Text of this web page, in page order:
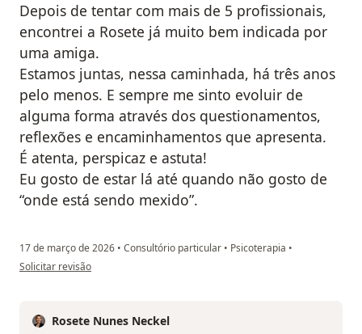
Depois de tentar com mais de 5 profissionais,
encontrei a Rosete já muito bem indicada por
uma amiga.
Estamos juntas, nessa caminhada, há três anos
pelo menos. E sempre me sinto evoluir de
alguma forma através dos questionamentos,
reflexões e encaminhamentos que apresenta.
É atenta, perspicaz e astuta!
Eu gosto de estar lá até quando não gosto de
“onde está sendo mexido”.
17 de março de 2026 • Consultório particular • Psicoterapia •
na opinião do utilizador Karina F H Zafalão
Solicitar revisão
Rosete Nunes Neckel